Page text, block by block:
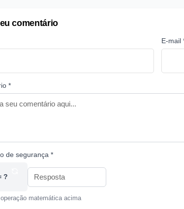
comentário
E-mail
*
de segurança *
?
matemática acima